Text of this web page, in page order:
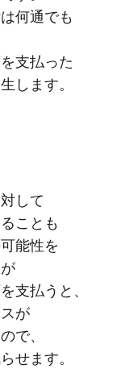
何通でも​
支払った​​
します。
して​
ことも​
能性を​
支払うと、​
が​
で、​
せます。